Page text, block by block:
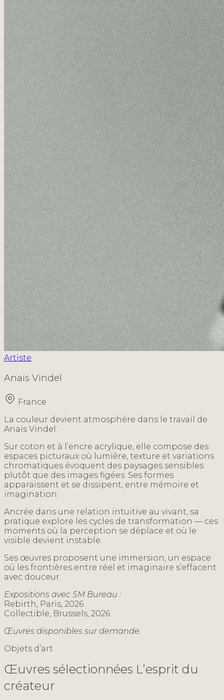
Artiste
Anaïs Vindel
France
La couleur devient atmosphère dans le travail de
Anaïs Vindel.
Sur coton et à l’encre acrylique, elle compose des
espaces picturaux où lumière, texture et variations
chromatiques évoquent des paysages sensibles
plutôt que des images figées. Ses formes
apparaissent et se dissipent, entre mémoire et
imagination.
Ancrée dans une relation intuitive au vivant, sa
pratique explore les cycles de transformation — ces
moments où la perception se déplace et où le
visible devient instable.
Ses œuvres proposent une immersion, un espace
où les frontières entre réel et imaginaire s’effacent
avec douceur.
Expositions avec SM Bureau :
Rebirth, Paris, 2026
Collectible, Brussels, 2026
Œuvres disponibles sur demande.
Objets d’art
Œuvres sélectionnées L’esprit du
créateur